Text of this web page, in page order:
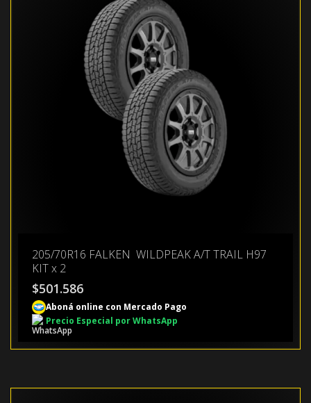
205/70R16 FALKEN WILDPEAK A/T TRAIL H97
KIT x 2
$501.586
Aboná online con Mercado Pago
Precio Especial por WhatsApp